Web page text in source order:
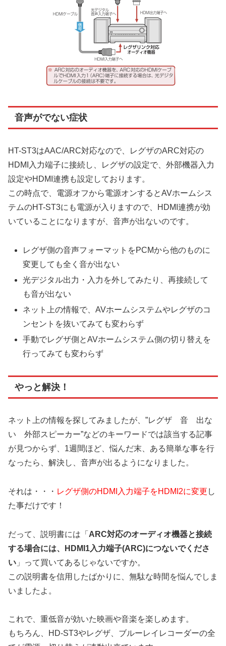
音声がでない症状
HT-ST3はAAC/ARC対応なので、レグザのARC対応の
HDMI入力端子に接続し、レグザの設定で、外部機器入力
設定やHDMI連携も設定しております。
この時点で、電源オフから電源オンするとAVホームシス
テムのHT-ST3にも電源が入りますので、HDMI連携が効
いていることになりますが、音声が出ないのです。
レグザ側の音声フォーマットをPCMから他のものに
変更しても全く音が出ない
光デジタル出力・入力を外してみたり、再接続して
も音が出ない
ネット上の情報で、AVホームシステムやレグザのコ
ンセントを抜いてみても変わらず
手動でレグザ側とAVホームシステム側の切り替えを
行ってみても変わらず
やっと解決！
ネット上の情報を探してみましたが、”レグザ 音 出な
い 外部スピーカー”などのキーワードでは該当する記事
が見つからず、1週間ほど、悩んだ末、ある簡単な事を行
なったら、解決し、音声が出るようになりました。
それは・・・ レグザ側のHDMI入力端子をHDMI2に変更 し
た事だけです！
だって、説明書には「 ARC対応のオーディオ機器と接続
する場合には、HDMI1入力端子(ARC)につないでくださ
い 」って買いてあるじゃないですか。
この説明書を信用したばかりに、無駄な時間を悩んでしま
いましたよ。
これで、重低音が効いた映画や音楽を楽しめます。
もちろん、HD-ST3やレグザ、ブルーレイレコーダーの全